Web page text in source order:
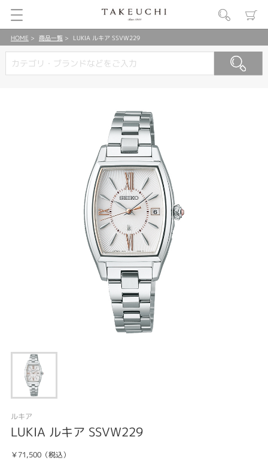
HOME 商品一覧 LUKIA ルキア SSVW229
ルキア
LUKIA ルキア SSVW229
￥71,500（税込）